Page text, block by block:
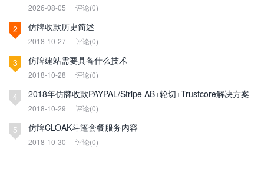
2026-08-05 评论(0)
2 仿牌收款历史简述
2018-10-27 评论(0)
3 仿牌建站需要具备什么技术
2018-10-28 评论(0)
4 2018年仿牌收款PAYPAL/Stripe AB+轮切+Trustcore解决方案
2018-10-29 评论(0)
5 仿牌CLOAK斗篷套餐服务内容
2018-10-30 评论(0)